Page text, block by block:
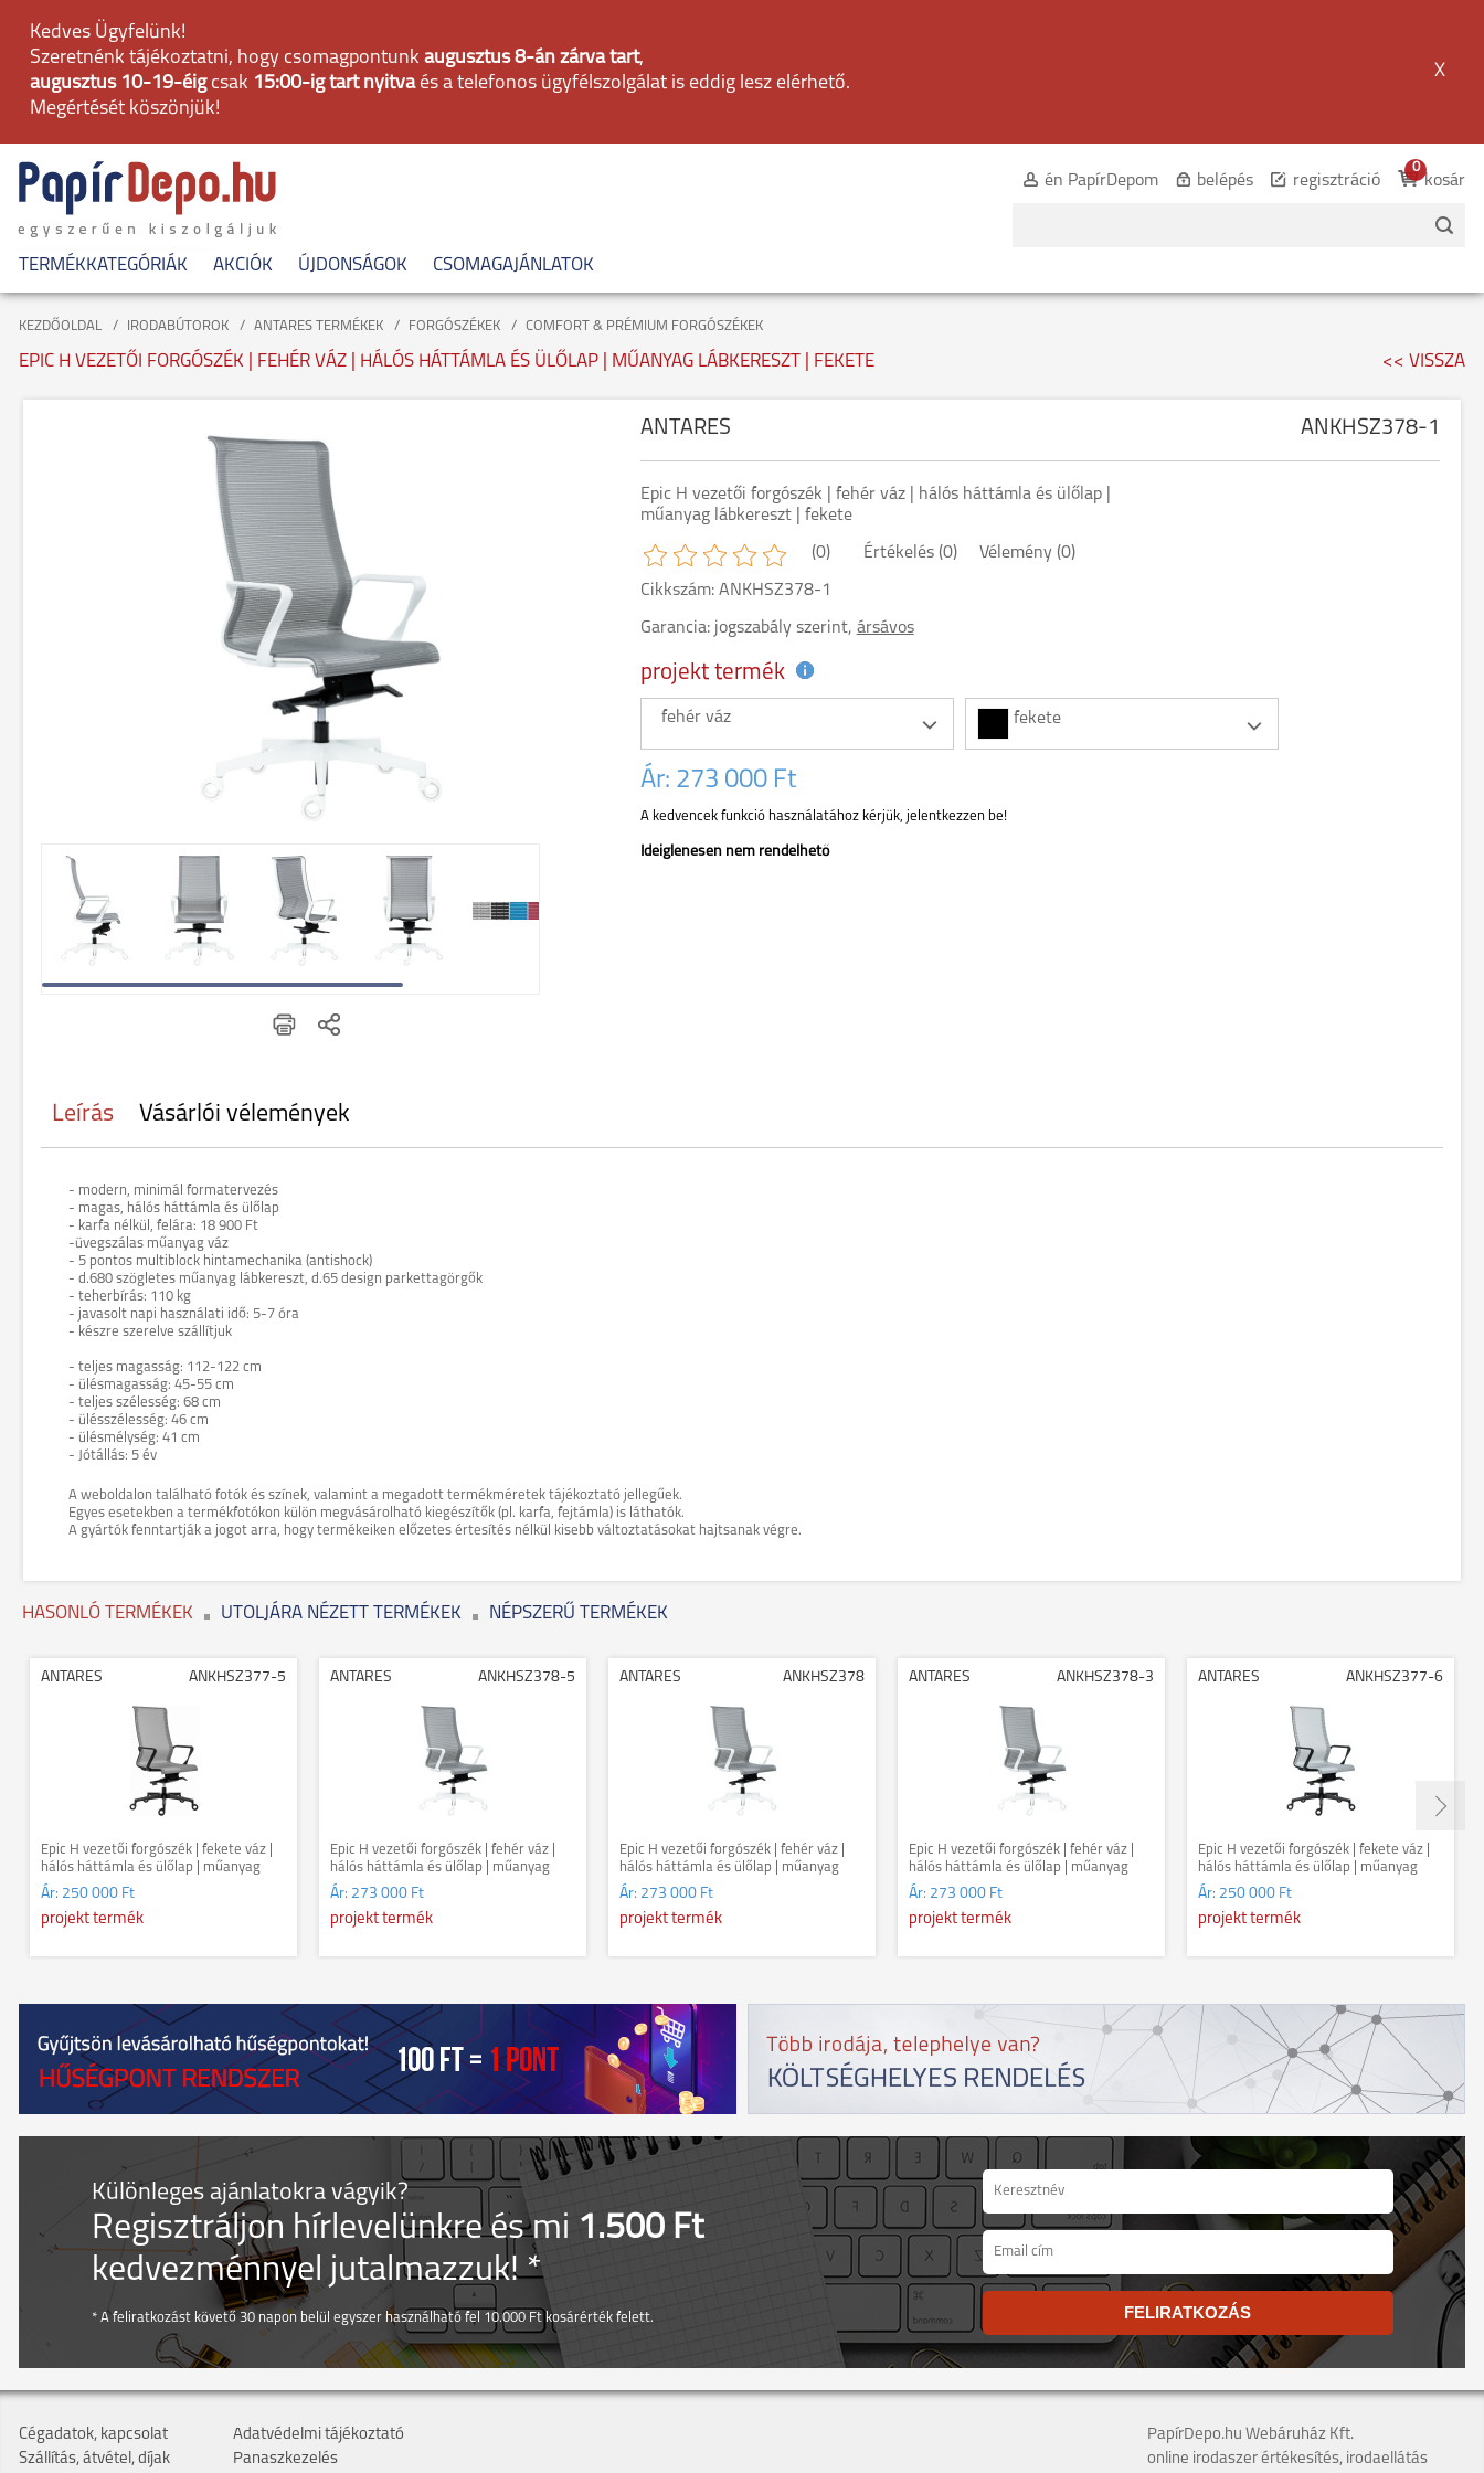
Kedves Ügyfelünk!
Szeretnénk tájékoztatni, hogy csomagpontunk augusztus 8-án zárva tart,
augusztus 10-19-éig csak 15:00-ig tart nyitvaés a telefonos ügyfélszolgálat is eddig lesz elérhető.
Megértését köszönjük!
X
én PapírDepom belépés regisztráció kosár
0
TERMÉKKATEGÓRIÁK AKCIÓK ÚJDONSÁGOK CSOMAGAJÁNLATOK
KEZDŐOLDAL IRODABÚTOROK ANTARES TERMÉKEK FORGÓSZÉKEK COMFORT & PRÉMIUM FORGÓSZÉKEK
EPIC H VEZETŐI FORGÓSZÉK | FEHÉR VÁZ | HÁLÓS HÁTTÁMLA ÉS ÜLŐLAP | MŰANYAG LÁBKERESZT | FEKETE << VISSZA
ANTARES ANKHSZ378-1
Epic H vezetői forgószék | fehér váz | hálós háttámla és ülőlap |
műanyag lábkereszt | fekete
(0) Értékelés (0) Vélemény (0)
Cikkszám: ANKHSZ378-1
Garancia: jogszabály szerint, ársávos
projekt termék
fehér váz fekete
Ár: 273 000 Ft
A kedvencek funkció használatához kérjük, jelentkezzen be!
Ideiglenesen nem rendelhető
Leírás Vásárlói vélemények
- modern, minimál formatervezés
- magas, hálós háttámla és ülőlap
- karfa nélkül, felára: 18 900 Ft
-üvegszálas műanyag váz
- 5 pontos multiblock hintamechanika (antishock)
- d.680 szögletes műanyag lábkereszt, d.65 design parkettagörgők
- teherbírás: 110 kg
- javasolt napi használati idő: 5-7 óra
- készre szerelve szállítjuk
- teljes magasság: 112-122 cm
- ülésmagasság: 45-55 cm
- teljes szélesség: 68 cm
- ülésszélesség: 46 cm
- ülésmélység: 41 cm
- Jótállás: 5 év
A weboldalon található fotók és színek, valamint a megadott termékméretek tájékoztató jellegűek.
Egyes esetekben a termékfotókon külön megvásárolható kiegészítők (pl. karfa, fejtámla) is láthatók.
A gyártók fenntartják a jogot arra, hogy termékeiken előzetes értesítés nélkül kisebb változtatásokat hajtsanak végre.
HASONLÓ TERMÉKEK UTOLJÁRA NÉZETT TERMÉKEK NÉPSZERŰ TERMÉKEK
ANTARES ANKHSZ377-5
Epic H vezetői forgószék | fekete váz |
hálós háttámla és ülőlap | műanyag
lábkereszt | szürke
Ár: 250 000 Ft
projekt termék
ANTARES ANKHSZ378-5
Epic H vezetői forgószék | fehér váz |
hálós háttámla és ülőlap | műanyag
lábkereszt | szürke
Ár: 273 000 Ft
projekt termék
ANTARES ANKHSZ378
Epic H vezetői forgószék | fehér váz |
hálós háttámla és ülőlap | műanyag
lábkereszt | fehér
Ár: 273 000 Ft
projekt termék
ANTARES ANKHSZ378-3
Epic H vezetői forgószék | fehér váz |
hálós háttámla és ülőlap | műanyag
lábkereszt | kék
Ár: 273 000 Ft
projekt termék
ANTARES ANKHSZ377-6
Epic H vezetői forgószék | fekete váz |
hálós háttámla és ülőlap | műanyag
lábkereszt | zöld
Ár: 250 000 Ft
projekt termék
Különleges ajánlatokra vágyik?
Regisztráljon hírlevelünkre és mi 1.500 Ft
kedvezménnyel jutalmazzuk! *
* A feliratkozást követő 30 napon belül egyszer használható fel 10.000 Ft kosárérték felett. FELIRATKOZÁS
Cégadatok, kapcsolat
Szállítás, átvétel, díjak
Adatvédelmi tájékoztató
Panaszkezelés
PapírDepo.hu Webáruház Kft.
online irodaszer értékesítés, irodaellátás